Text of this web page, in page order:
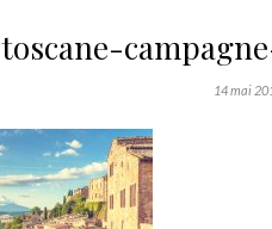
toscane-
14 mai